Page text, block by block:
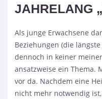
JAHRELANG
Als junge Erwachsene
Beziehungen (die
dennoch in keiner
ansatzweise ein Thema.
vor da. Nachdem eine
nicht mehr notwendig